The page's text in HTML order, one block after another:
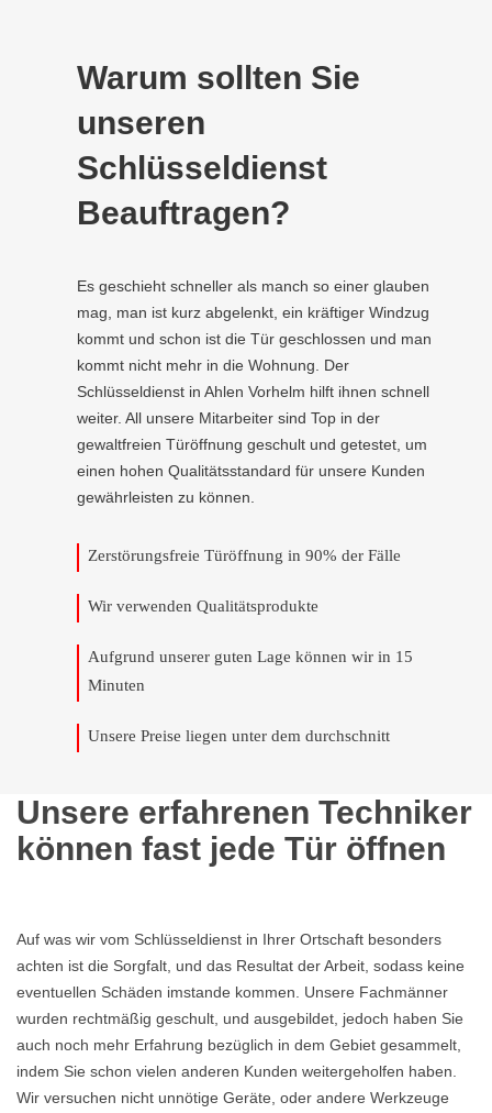
Warum sollten Sie
unseren
Schlüsseldienst
Beauftragen?
Es geschieht schneller als manch so einer glauben
mag, man ist kurz abgelenkt, ein kräftiger Windzug
kommt und schon ist die Tür geschlossen und man
kommt nicht mehr in die Wohnung. Der
Schlüsseldienst in Ahlen Vorhelm hilft ihnen schnell
weiter. All unsere Mitarbeiter sind Top in der
gewaltfreien Türöffnung geschult und getestet, um
einen hohen Qualitätsstandard für unsere Kunden
gewährleisten zu können.
Zerstörungsfreie Türöffnung in 90% der Fälle
Wir verwenden Qualitätsprodukte
Aufgrund unserer guten Lage können wir in 15
Minuten
Unsere Preise liegen unter dem durchschnitt
Unsere erfahrenen Techniker
können fast jede Tür öffnen
Auf was wir vom Schlüsseldienst in Ihrer Ortschaft besonders
achten ist die Sorgfalt, und das Resultat der Arbeit, sodass keine
eventuellen Schäden imstande kommen. Unsere Fachmänner
wurden rechtmäßig geschult, und ausgebildet, jedoch haben Sie
auch noch mehr Erfahrung bezüglich in dem Gebiet gesammelt,
indem Sie schon vielen anderen Kunden weitergeholfen haben.
Wir versuchen nicht unnötige Geräte, oder andere Werkzeuge